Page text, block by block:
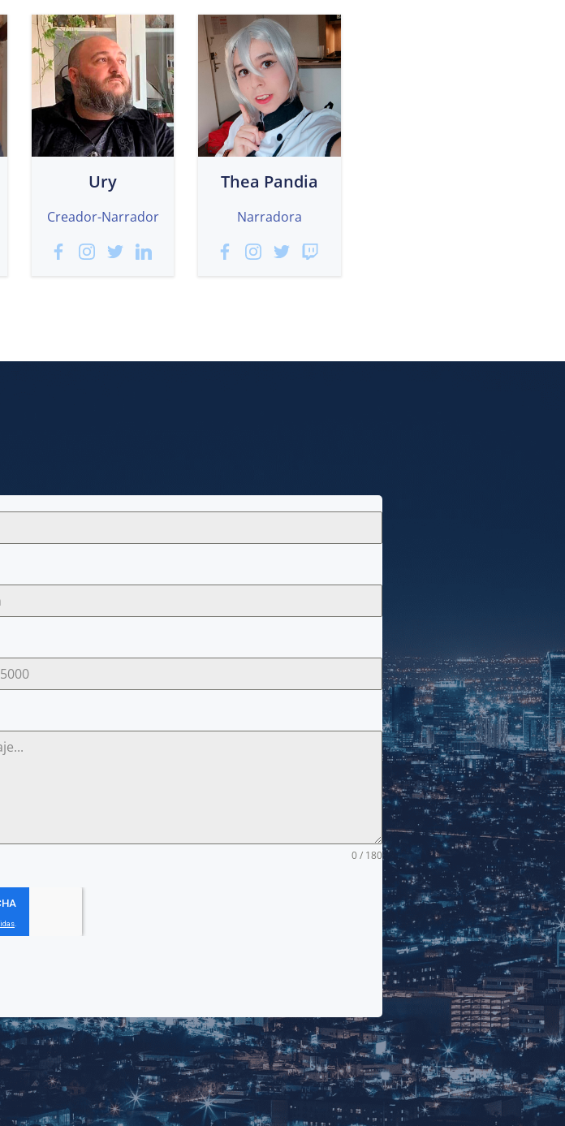
Ury
Creador-Narrador
Thea Pandia
Narradora
0 / 180